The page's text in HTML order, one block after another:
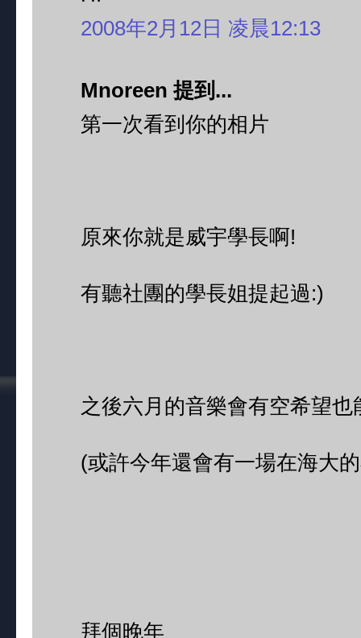
2008年2月12日 凌晨12:13
Mnoreen 提到...
第一次看到你的相片
原來你就是威宇學長啊!
有聽社團的學長姐提起過:)
之後六月的音樂會有空希望也
(或許今年還會有一場在海大
拜個晚年